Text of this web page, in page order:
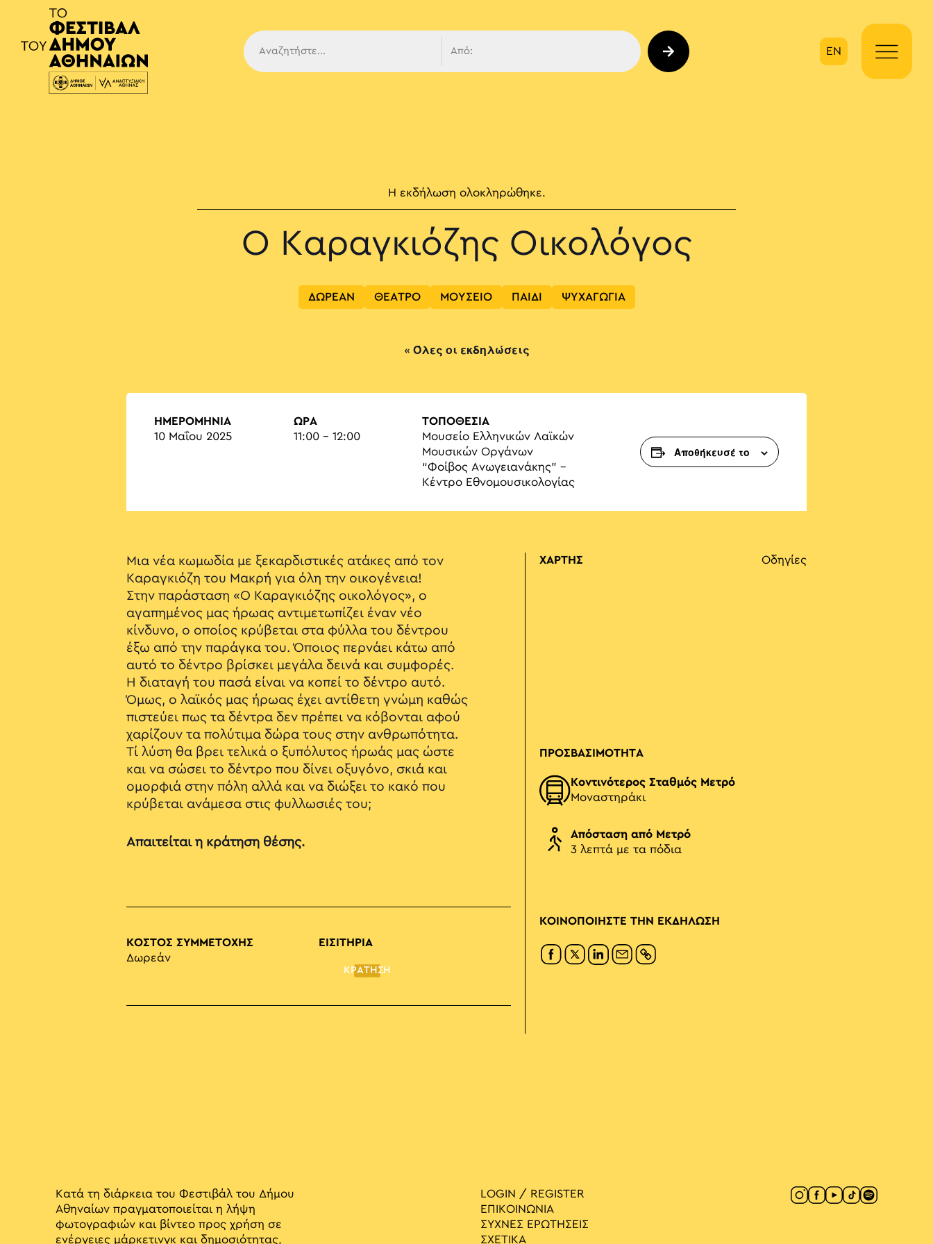
Κύρια πλοήγηση
EN
Η εκδήλωση ολοκληρώθηκε.
Ο Καραγκιόζης Οικολόγος
ΔΩΡΕΑΝ ΘΕΑΤΡΟ ΜΟΥΣΕΙΟ ΠΑΙΔΙ ΨΥΧΑΓΩΓΙΑ
« Όλες οι εκδηλώσεις
ΗΜΕΡΟΜΗΝΙΑ
10 Μαΐου 2025
ΏΡΑ
11:00 - 12:00
ΤΟΠΟΘΕΣΙΑ
Μουσείο Ελληνικών Λαϊκών
Μουσικών Οργάνων
“Φοίβος Ανωγειανάκης” –
Κέντρο Εθνομουσικολογίας
Αποθήκευσέ το
Μια νέα κωμωδία με ξεκαρδιστικές ατάκες από τον
Καραγκιόζη του Μακρή για όλη την οικογένεια!
Στην παράσταση «Ο Καραγκιόζης οικολόγος», ο
αγαπημένος μας ήρωας αντιμετωπίζει έναν νέο
κίνδυνο, ο οποίος κρύβεται στα φύλλα του δέντρου
έξω από την παράγκα του. Όποιος περνάει κάτω από
αυτό το δέντρο βρίσκει μεγάλα δεινά και συμφορές.
Η διαταγή του πασά είναι να κοπεί το δέντρο αυτό.
Όμως, ο λαϊκός μας ήρωας έχει αντίθετη γνώμη καθώς
πιστεύει πως τα δέντρα δεν πρέπει να κόβονται αφού
χαρίζουν τα πολύτιμα δώρα τους στην ανθρωπότητα.
Τί λύση θα βρει τελικά ο ξυπόλυτος ήρωάς μας ώστε
και να σώσει το δέντρο που δίνει οξυγόνο, σκιά και
ομορφιά στην πόλη αλλά και να διώξει το κακό που
κρύβεται ανάμεσα στις φυλλωσιές του;
Απαιτείται η κράτηση θέσης.
ΚΟΣΤΟΣ ΣΥΜΜΕΤΟΧΗΣ
Δωρεάν
ΕΙΣΙΤΗΡΙΑ
ΚΡΑΤΗΣΗ
ΧΑΡΤΗΣ Οδηγίες
ΠΡΟΣΒΑΣΙΜΟΤΗΤΑ
Κοντινότερος Σταθμός Μετρό
Μοναστηράκι
Απόσταση από Μετρό
3 λεπτά με τα πόδια
ΚΟΙΝΟΠΟΙΗΣΤΕ ΤΗΝ ΕΚΔΗΛΩΣΗ
Κατά τη διάρκεια του Φεστιβάλ του Δήμου
Αθηναίων πραγματοποιείται η λήψη
φωτογραφιών και βίντεο προς χρήση σε
ενέργειες μάρκετινγκ και δημοσιότητας,
LOGIN / REGISTER
ΕΠΙΚΟΙΝΩΝΙΑ
ΣΥΧΝΕΣ ΕΡΩΤΗΣΕΙΣ
ΣΧΕΤΙΚΑ